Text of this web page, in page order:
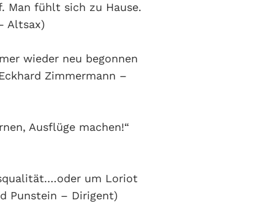
Man fühlt sich zu Hause.
Altsax)
wieder neu begonnen
Zimmermann –
Ausflüge machen!“
um Loriot
Punstein – Dirigent)